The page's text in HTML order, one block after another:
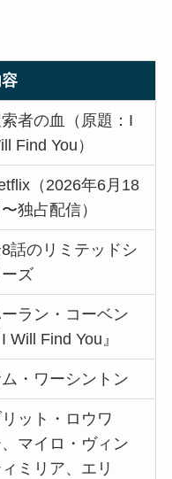
者の血（原題：I
Find You）
（2026年6月18
〜独占配信）
話のリミテッドシ
ーズ
ラン・コーベン
I Will Find You』
・ワーシントン
ット・ロウワ
マイロ・ヴィン
ミリア、エリ